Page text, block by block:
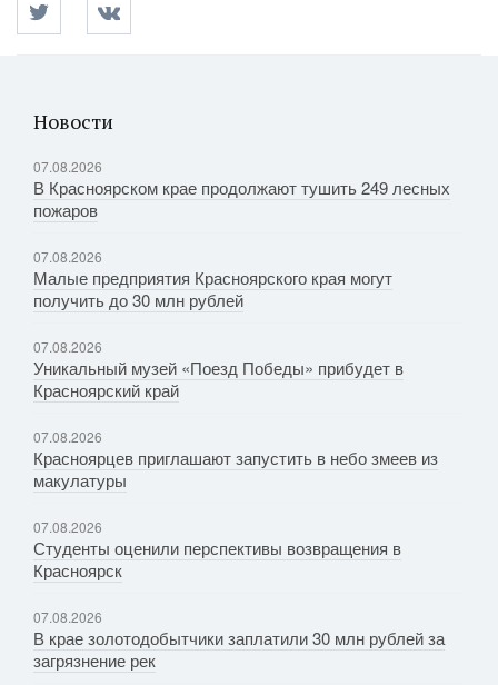
Новости
07.08.2026
В Красноярском крае продолжают тушить 249 лесных
пожаров
07.08.2026
Малые предприятия Красноярского края могут
получить до 30 млн рублей
07.08.2026
Уникальный музей «Поезд Победы» прибудет в
Красноярский край
07.08.2026
Красноярцев приглашают запустить в небо змеев из
макулатуры
07.08.2026
Студенты оценили перспективы возвращения в
Красноярск
07.08.2026
В крае золотодобытчики заплатили 30 млн рублей за
загрязнение рек